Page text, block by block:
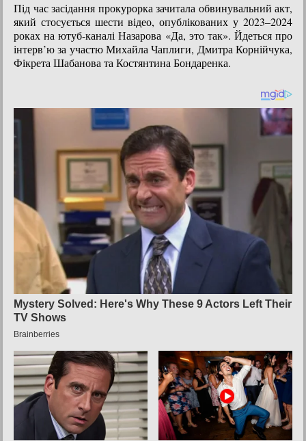
Під час засідання прокурорка зачитала обвинувальний акт,
який стосується шести відео, опублікованих у 2023–2024
роках на ютуб-каналі Назарова «Да, это так». Йдеться про
інтерв’ю за участю Михайла Чаплиги, Дмитра Корнійчука,
Фікрета Шабанова та Костянтина Бондаренка.